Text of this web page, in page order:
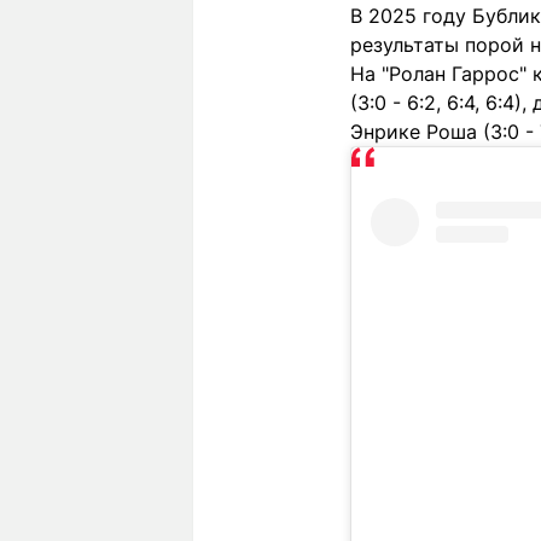
В 2025 году
результаты порой
На "Ролан Гаррос"
(3:0 - 6:2, 6:4, 6:4),
Энрике Роша (3:0 -